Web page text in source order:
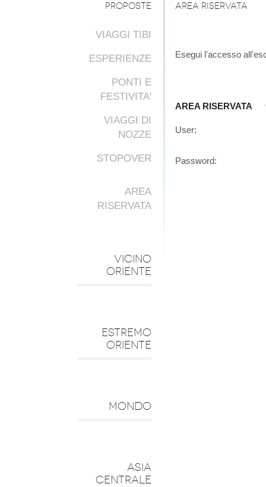
PROPOSTE
VIAGGI TIBI
ESPERIENZE
PONTI E
FESTIVITA'
VIAGGI DI
NOZZE
STOPOVER
AREA
RISERVATA
VICINO
ORIENTE
ESTREMO
ORIENTE
MONDO
ASIA
CENTRALE
Area Riservata
Esegui l'accesso
AREA RISERVATA
User:
Password: